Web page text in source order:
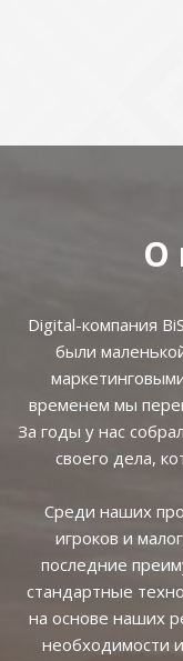
О
Digital-компания
были
временем мы
За годы у нас
своего дела,
Среди наших
игроков и
последние
стандартные
на основе наших
необходимости